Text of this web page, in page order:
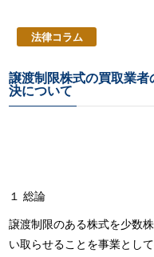
法律コラム
譲渡制限株式の買取業者
決について
１ 総論
譲渡制限のある株式を少数
い取らせることを事業とし